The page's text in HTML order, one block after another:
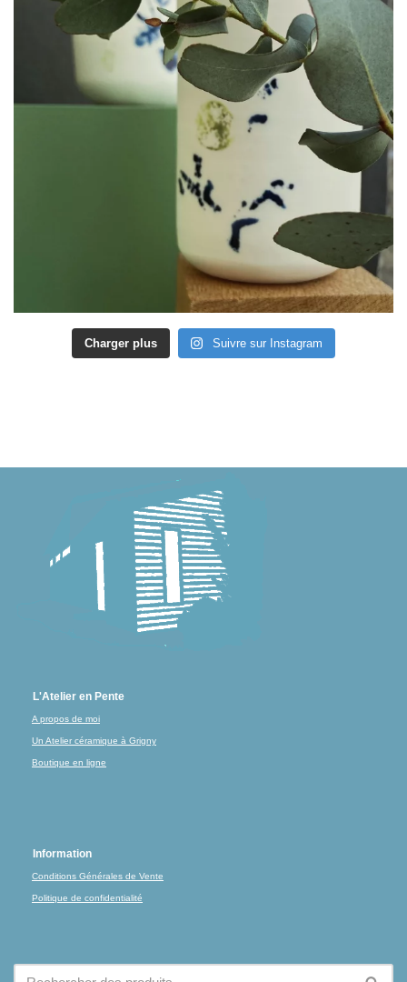
Charger plus Suivre sur Instagram
L'Atelier en Pente
A propos de moi
Un Atelier céramique à Grigny
Boutique en ligne
Information
Conditions Générales de Vente
Politique de confidentialité